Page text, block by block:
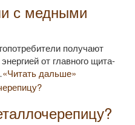
с медными
получают
от главного щита-
«Читать дальше»